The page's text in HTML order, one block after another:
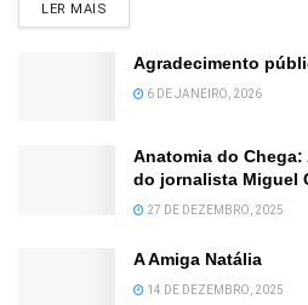
LER MAIS
Agradecimento
6 DE JANEIRO, 2026
Anatomia do
do jornalista Miguel
27 DE DEZEMBRO, 2025
A Amiga Natália
14 DE DEZEMBRO, 2025